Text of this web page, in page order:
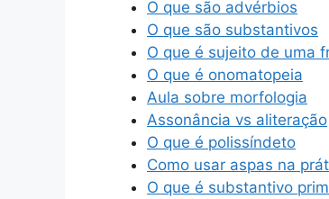
O que são advérbios
O que são substantivos
O que é sujeito de uma
O que é onomatopeia
Aula sobre morfologia
Assonância vs aliteração
O que é polissíndeto
Como usar aspas na
O que é substantivo